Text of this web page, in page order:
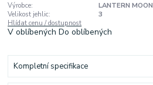
Výrobce:
LANTERN MOON
Velikost jehlic:
3
Hlídat cenu / dostupnost
V oblíbenýchDo oblíbených
Kompletní specifikace